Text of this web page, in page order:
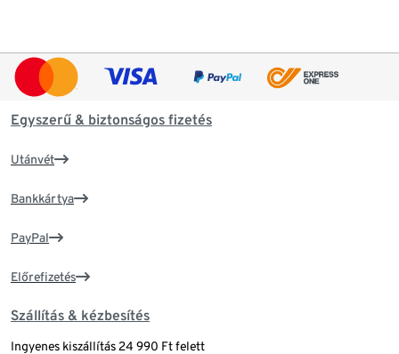
Egyszerű & biztonságos fizetés
Utánvét
Bankkártya
PayPal
Előrefizetés
Szállítás & kézbesítés
Ingyenes kiszállítás 24 990 Ft felett